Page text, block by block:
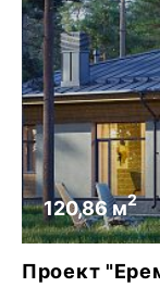
120,86 м2
Проект